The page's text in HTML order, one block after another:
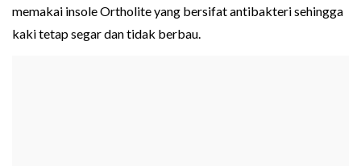
memakai insole Ortholite yang bersifat antibakteri sehingga
kaki tetap segar dan tidak berbau.